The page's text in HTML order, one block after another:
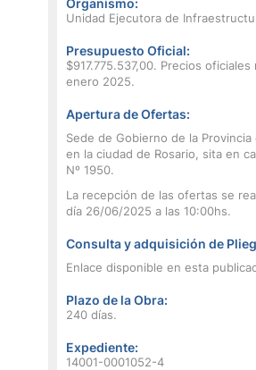
Organismo:
Unidad Ejecutora de
Presupuesto Oficial:
$917.775.537,00. Precios oficiales
enero 2025.
Apertura de Ofertas:
Sede de Gobierno de la Provincia
en la ciudad de Rosario, sita en
Nº 1950.
La recepción de las ofertas se
día 26/06/2025 a las 10:00hs.
Consulta y adquisición de
Enlace disponible en esta
Plazo de la Obra:
240 días.
Expediente:
14001-0001052-4